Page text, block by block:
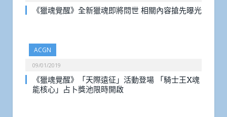
《獵魂覺醒》全新獵魂即將問世 相關內容搶先曝光
ACGN
09/01/2019
《獵魂覺醒》「天際遠征」活動登場 「騎士王X魂
能核心」占卜獎池限時開啟